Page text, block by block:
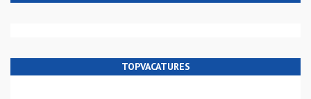
TOPVACATURES